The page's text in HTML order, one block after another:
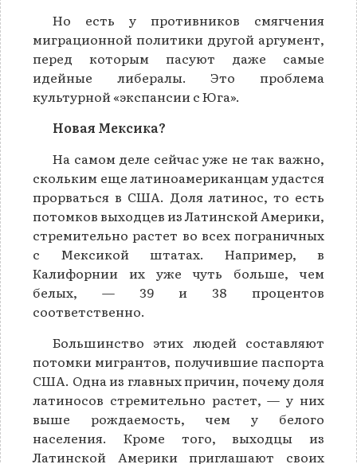
Но есть у противников смягчения
миграционной политики другой аргумент,
перед которым пасуют даже самые
идейные либералы. Это проблема
культурной «экспансии с Юга».
Новая Мексика?
На самом деле сейчас уже не так важно,
скольким еще латиноамериканцам удастся
прорваться в США. Доля латинос, то есть
потомков выходцев из Латинской Америки,
стремительно растет во всех пограничных
с Мексикой штатах. Например, в
Калифорнии их уже чуть больше, чем
белых, — 39 и 38 процентов
соответственно.
Большинство этих людей составляют
потомки мигрантов, получившие паспорта
США. Одна из главных причин, почему доля
латиносов стремительно растет, — у них
выше рождаемость, чем у белого
населения. Кроме того, выходцы из
Латинской Америки приглашают своих